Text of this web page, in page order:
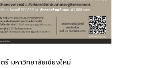
ร์ มหาวิทยาลัยเชียงใหม่